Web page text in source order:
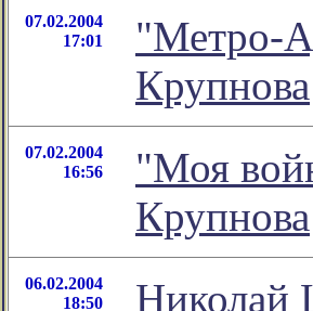
07.02.2004
17:01
"Метро-
Крупнова
07.02.2004
16:56
"Моя
Крупнова
06.02.2004
18:50
Николай